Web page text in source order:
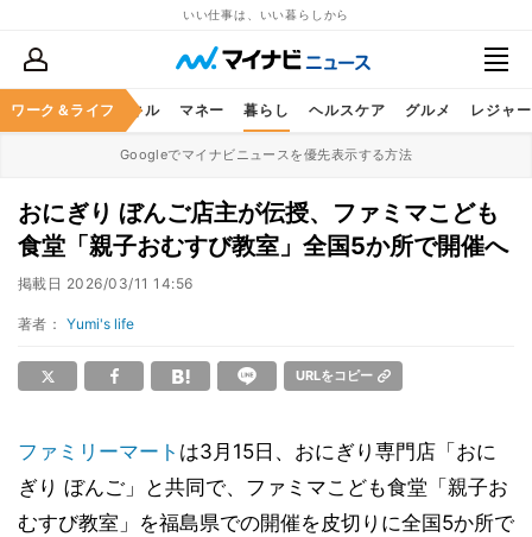
いい仕事は、いい暮らしから
ワーク＆ライフ
ア ビジネススキル マネー 暮らし ヘルスケア グルメ レジャー
Googleでマイナビニュースを優先表示する方法
おにぎり ぼんご店主が伝授、ファミマこども
食堂「親子おむすび教室」全国5か所で開催へ
掲載日 2026/03/11 14:56
著者： Yumi's life
URLをコピー
ファミリーマート は3月15日、おにぎり専門店「おに
ぎり ぼんご」と共同で、ファミマこども食堂「親子お
むすび教室」を福島県での開催を皮切りに全国5か所で